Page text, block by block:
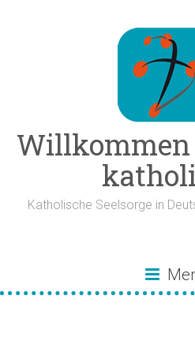
Willkommen
Katholische Seelsorge in